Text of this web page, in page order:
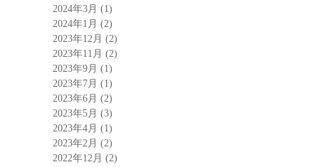
2024年3月 (1)
2024年1月 (2)
2023年12月 (2)
2023年11月 (2)
2023年9月 (1)
2023年7月 (1)
2023年6月 (2)
2023年5月 (3)
2023年4月 (1)
2023年2月 (2)
2022年12月 (2)